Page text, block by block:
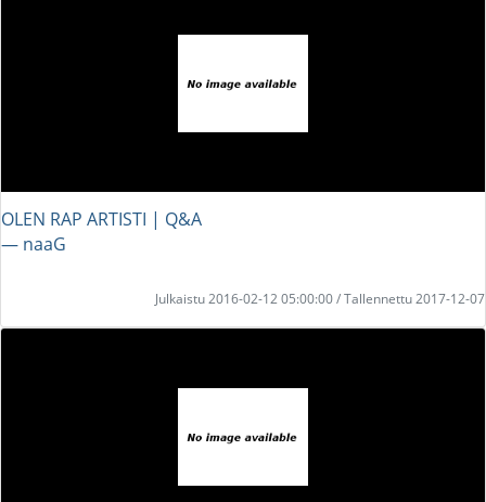
OLEN RAP ARTISTI | Q&A
― naaG
Julkaistu 2016-02-12 05:00:00 / Tallennettu 2017-12-07